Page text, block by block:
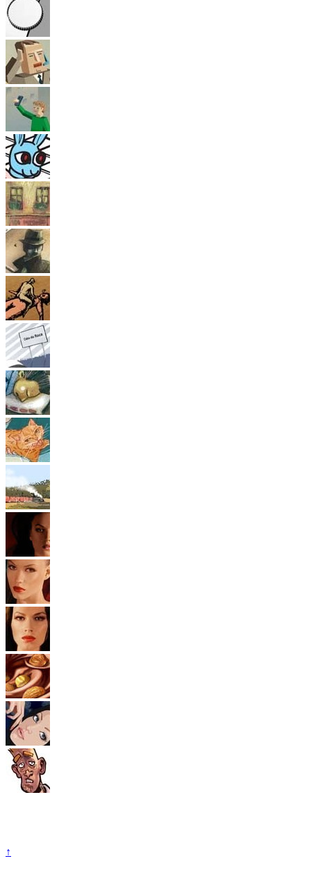
↑